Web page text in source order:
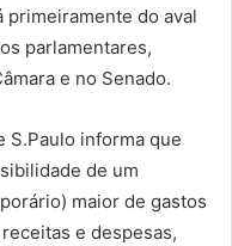
primeiramente do aval
parlamentares,
e no Senado.
S.Paulo informa que
de um
maior de gastos
e despesas,